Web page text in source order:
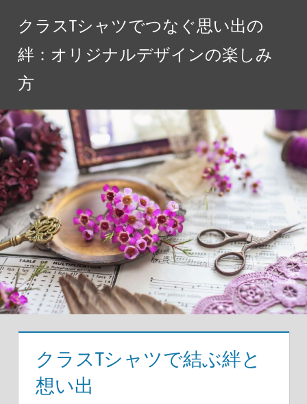
へ
ス
キ
ッ
プ
クラスTシャツでつなぐ思い出の
絆：オリジナルデザインの楽しみ
方
クラスTシャツで結ぶ絆と
想い出